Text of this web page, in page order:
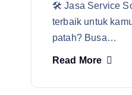
🛠️ Jasa Service
terbaik untuk
patah? Busa…
Read More